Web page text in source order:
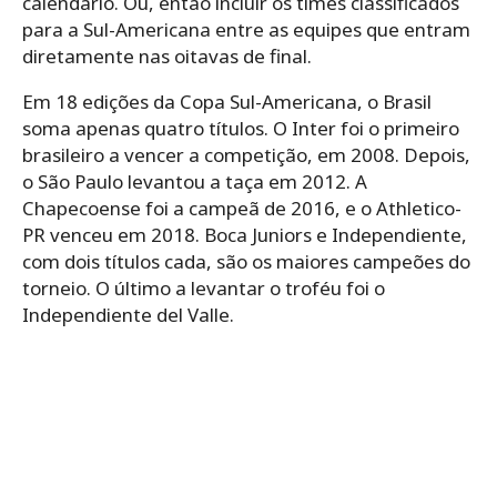
para a Sul-Americana entre as equipes que entram
diretamente nas oitavas de final.
Em 18 edições da Copa Sul-Americana, o Brasil
soma apenas quatro títulos. O Inter foi o primeiro
brasileiro a vencer a competição, em 2008. Depois,
o São Paulo levantou a taça em 2012. A
Chapecoense foi a campeã de 2016, e o Athletico-
PR venceu em 2018. Boca Juniors e Independiente,
com dois títulos cada, são os maiores campeões do
torneio. O último a levantar o troféu foi o
Independiente del Valle.